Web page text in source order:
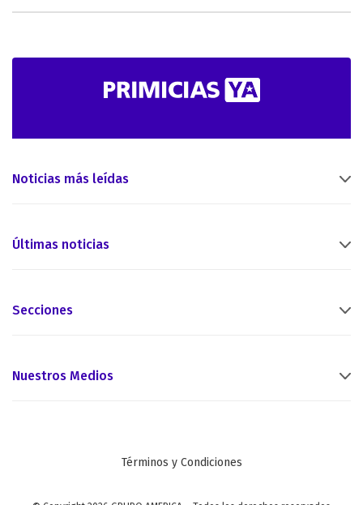
Noticias más leídas
Últimas noticias
Secciones
Nuestros Medios
Términos y Condiciones